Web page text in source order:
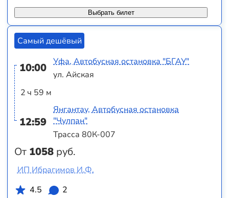
Выбрать билет
Самый дешёвый
10:00
2 ч 59 м
12:59
От 1058 руб.
Уфа, Автобусная остановка "БГАУ"
ул. Айская
Янгантау, Автобусная остановка
"Чулпан"
Трасса 80К-007
ИП Ибрагимов И.Ф.
4.5
2